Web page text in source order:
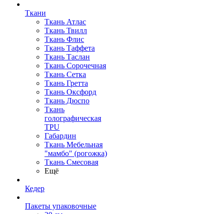
Ткани
Ткань Атлас
Ткань Твилл
Ткань Флис
Ткань Таффета
Ткань Таслан
Ткань Сорочечная
Ткань Сетка
Ткань Гретта
Ткань Оксфорд
Ткань Дюспо
Ткань
голографическая
TPU
Габардин
Ткань Мебельная
"мамбо" (рогожка)
Ткань Смесовая
Ещё
Кедер
Пакеты упаковочные